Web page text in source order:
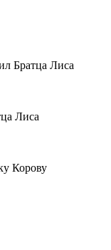
Братца Лиса
Лиса
Корову